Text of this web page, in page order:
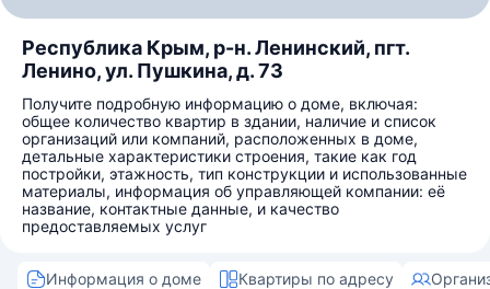
Республика Крым, р-н. Ленинский, пгт.
Ленино, ул. Пушкина, д. 73
Получите подробную информацию о доме, включая:
общее количество квартир в здании, наличие и список
организаций или компаний, расположенных в доме,
детальные характеристики строения, такие как год
постройки, этажность, тип конструкции и использованные
материалы, информация об управляющей компании: её
название, контактные данные, и качество
предоставляемых услуг
Информация о доме Квартиры по адресу